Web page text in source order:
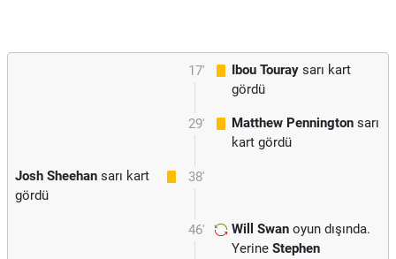
17' Ibou Touray sarı kart
gördü
29' Matthew Pennington sarı
kart gördü
38'
Josh Sheehan sarı kart
gördü
46' Will Swan oyun dışında.
Yerine Stephen